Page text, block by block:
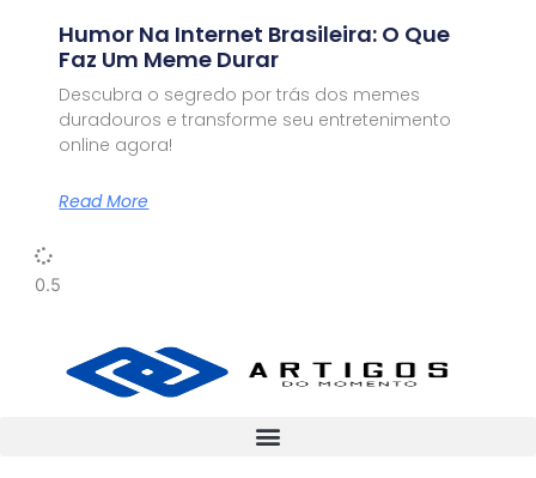
Humor Na Internet Brasileira: O Que
Faz Um Meme Durar
Descubra o segredo por trás dos memes
duradouros e transforme seu entretenimento
online agora!
Read More